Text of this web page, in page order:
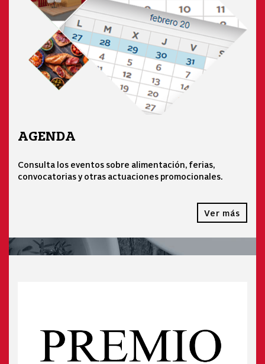
AGENDA
Consulta los eventos sobre alimentación, ferias,
convocatorias y otras actuaciones promocionales.
Ver más